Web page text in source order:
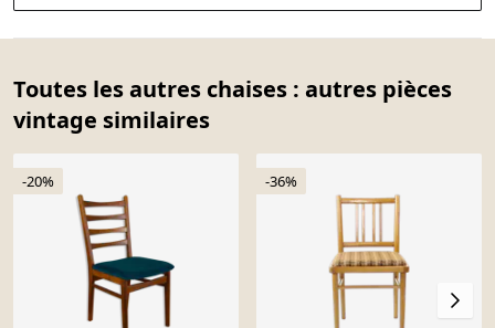
Toutes les autres chaises : autres pièces
vintage similaires
-20% -36%